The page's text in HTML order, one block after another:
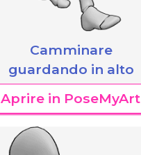
Camminare
guardando in alto
Aprire in PoseMyArt